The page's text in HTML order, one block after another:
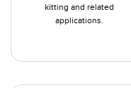
kitting and related
applications.